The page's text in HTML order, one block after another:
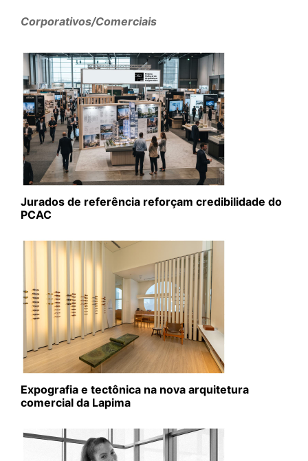
Corporativos/Comerciais
Jurados de referência reforçam credibilidade do
PCAC
Expografia e tectônica na nova arquitetura
comercial da Lapima